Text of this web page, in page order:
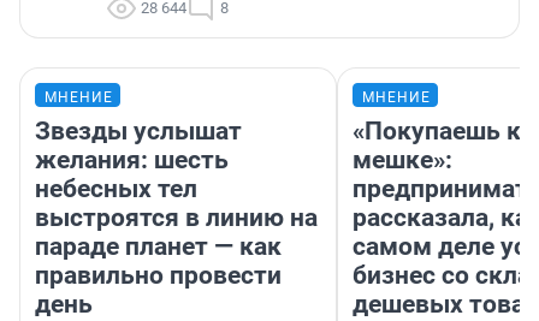
28 644 8
МНЕНИЕ
Звезды услышат
желания: шесть
небесных тел
выстроятся в линию на
параде планет — как
правильно провести
день
МНЕНИЕ
«Покупаешь
мешке»:
рассказала,
самом деле
бизнес со
дешевых